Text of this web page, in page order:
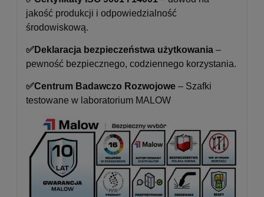
jakość produkcji i odpowiedzialność
środowiskową.
✅Deklaracja bezpieczeństwa użytkowania –
pewność bezpiecznego, codziennego korzystania.
✅Centrum Badawczo Rozwojowe – Szafki
testowane w laboratorium MALOW